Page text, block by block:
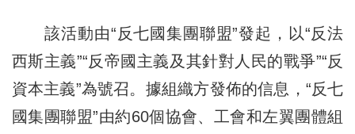
該活動由“反七國集團聯盟”發起，以“反法
西斯主義”“反帝國主義及其針對人民的戰爭”“反
資本主義”為號召。據組織方發佈的信息，“反七
國集團聯盟”由約60個協會、工會和左翼團體組